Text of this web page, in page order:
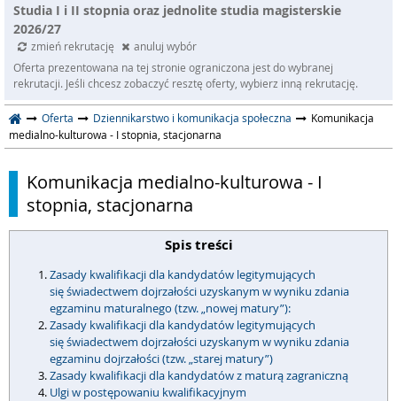
Studia I i II stopnia oraz jednolite studia magisterskie
2026/27
zmień rekrutację
anuluj wybór
Oferta prezentowana na tej stronie ograniczona jest do wybranej
rekrutacji. Jeśli chcesz zobaczyć resztę oferty, wybierz inną rekrutację.
Oferta Dziennikarstwo i komunikacja społeczna
Komunikacja
medialno-kulturowa - I stopnia, stacjonarna
Komunikacja medialno-kulturowa - I
stopnia, stacjonarna
Spis treści
Zasady kwalifikacji dla kandydatów legitymujących
się świadectwem dojrzałości uzyskanym w wyniku zdania
egzaminu maturalnego (tzw. „nowej matury”):
Zasady kwalifikacji dla kandydatów legitymujących
się świadectwem dojrzałości uzyskanym w wyniku zdania
egzaminu dojrzałości (tzw. „starej matury”)
Zasady kwalifikacji dla kandydatów z maturą zagraniczną
Ulgi w postępowaniu kwalifikacyjnym